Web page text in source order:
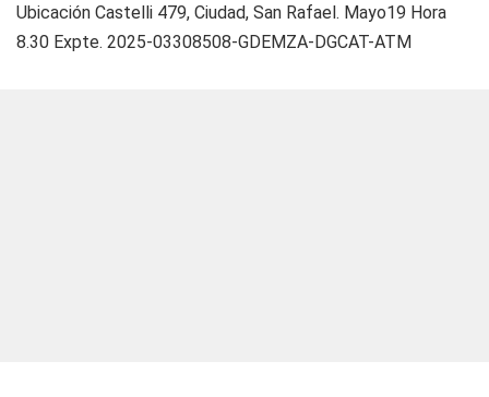
Ubicación Castelli 479, Ciudad, San Rafael. Mayo19 Hora
8.30 Expte. 2025-03308508-GDEMZA-DGCAT-ATM